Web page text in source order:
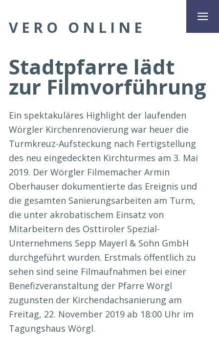
VERO ONLINE
Stadtpfarre lädt
zur Filmvorführung
Ein spektakuläres Highlight der laufenden
Wörgler Kirchenrenovierung war heuer die
Turmkreuz-Aufsteckung nach Fertigstellung
des neu eingedeckten Kirchturmes am 3. Mai
2019. Der Wörgler Filmemacher Armin
Oberhauser dokumentierte das Ereignis und
die gesamten Sanierungsarbeiten am Turm,
die unter akrobatischem Einsatz von
Mitarbeitern des Osttiroler Spezial-
Unternehmens Sepp Mayerl & Sohn GmbH
durchgeführt wurden. Erstmals öffentlich zu
sehen sind seine Filmaufnahmen bei einer
Benefizveranstaltung der Pfarre Wörgl
zugunsten der Kirchendachsanierung am
Freitag, 22. November 2019 ab 18:00 Uhr im
Tagungshaus Wörgl.